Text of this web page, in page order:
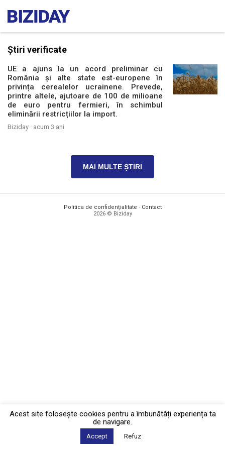
Știri verificate
UE a ajuns la un acord preliminar cu
România și alte state est-europene în
privința cerealelor ucrainene. Prevede,
printre altele, ajutoare de 100 de milioane
de euro pentru fermieri, în schimbul
eliminării restricțiilor la import.
Biziday · acum 3 ani
MAI MULTE ȘTIRI
Politica de confidențialitate · Contact
2026 © Biziday
Acest site foloseşte cookies pentru a îmbunătăți experiența ta
de navigare.
Accept Refuz